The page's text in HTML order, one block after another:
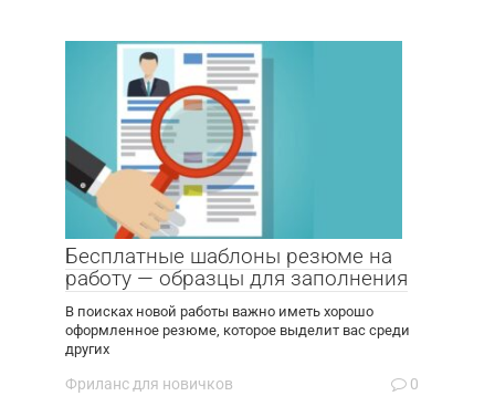
Бесплатные шаблоны резюме на
работу — образцы для заполнения
В поисках новой работы важно иметь хорошо
оформленное резюме, которое выделит вас среди
других
Фриланс для новичков 0